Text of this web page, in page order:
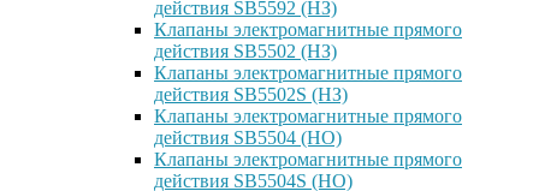
действия SB5592 (НЗ)
Клапаны электромагнитные прямого
действия SB5502 (НЗ)
Клапаны электромагнитные прямого
действия SB5502S (НЗ)
Клапаны электромагнитные прямого
действия SB5504 (НО)
Клапаны электромагнитные прямого
действия SB5504S (НО)